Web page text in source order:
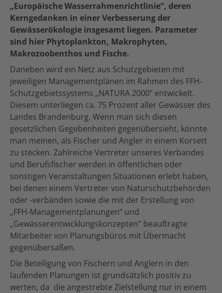
„Europäische Wasserrahmenrichtlinie“, deren
Kerngedanken in einer Verbesserung der
Gewässerökologie insgesamt liegen. Parameter
sind hier Phytoplankton, Makrophyten,
Makrozoobenthos und Fische.
Daneben wird ein Netz aus Schutzgebieten mit
jeweiligen Managementplänen im Rahmen des FFH-
Schutzgebietssystems „NATURA 2000“ entwickelt.
Diesem unterliegen ca. 75 Prozent aller Gewässer des
Landes Brandenburg. Wenn man sich diesen
gesetzlichen Gegebenheiten gegenübersieht, könnte
man meinen, als Fischer und Angler in einem Korsett
zu stecken. Zahlreiche Vertreter unseres Verbandes
und Berufsfischer werden in öffentlichen oder
sonstigen Veranstaltungen Situationen erlebt haben,
bei denen einem Vertreter von Naturschutzbehörden
oder -verbänden sowie die mit der Erstellung von
„FFH-Managementplanungen“ und
„Gewässerentwicklungskonzepten“ beauftragte
Mitarbeiter von Planungsbüros mit Übermacht
gegenübersaßen.
Die Beteiligung von Fischern und Anglern in den
laufenden Planungen ist grundsätzlich positiv zu
werten, da die angestrebte Zielstellung nur in einem